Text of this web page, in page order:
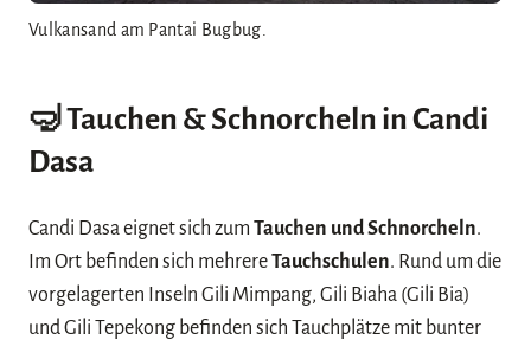
Vulkansand am Pantai Bugbug.
🤿Tauchen & Schnorcheln in Candi
Dasa
Candi Dasa eignet sich zum Tauchen und Schnorcheln.
Im Ort befinden sich mehrereTauchschulen. Rund um die
vorgelagerten Inseln Gili Mimpang, Gili Biaha (Gili Bia)
und Gili Tepekong befinden sich Tauchplätze mit bunter